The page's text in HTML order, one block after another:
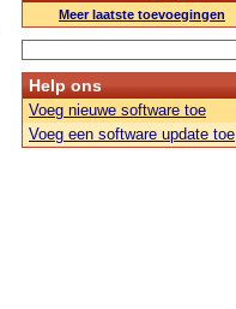
Meer laatste toevoegingen
Help ons
Voeg nieuwe software toe
Voeg een software update toe